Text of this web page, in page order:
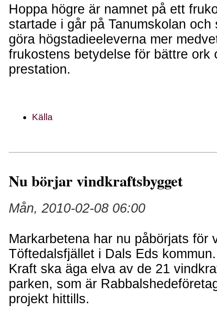
Hoppa högre är namnet på ett
startade i går på Tanumskolan
göra högstadieeleverna mer
frukostens betydelse för bättre ork
prestation.
Källa
Nu börjar vindkraftsbygget
Mån, 2010-02-08 06:00
Markarbetena har nu påbörjats för
Töftedalsfjället i Dals Eds
Kraft ska äga elva av de 21
parken, som är
projekt hittills.